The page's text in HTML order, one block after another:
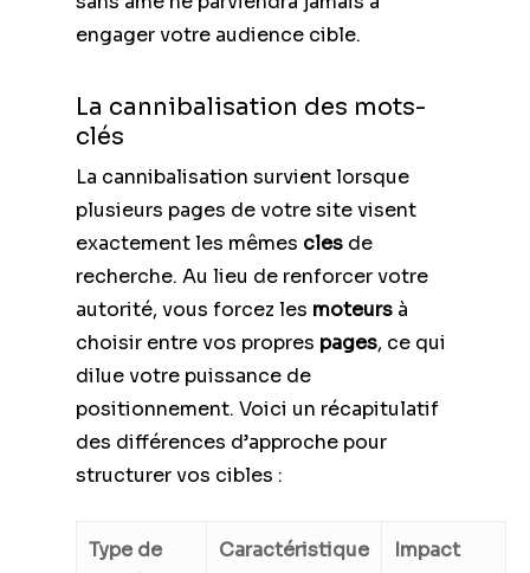
engager votre audience cible.
La cannibalisation des mots-
clés
La cannibalisation survient lorsque
plusieurs pages de votre site visent
exactement les mêmes cles de
recherche. Au lieu de renforcer votre
autorité, vous forcez les moteurs à
choisir entre vos propres pages, ce qui
dilue votre puissance de
positionnement. Voici un récapitulatif
des différences d’approche pour
structurer vos cibles :
Type de
Caractéristique
Impact